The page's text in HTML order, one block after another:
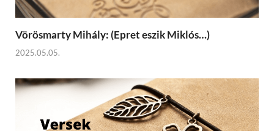
Vörösmarty Mihály: (Epret eszik Miklós…)
2025.05.05.